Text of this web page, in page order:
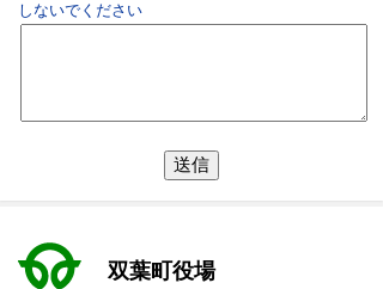
しないでください
双葉町役場